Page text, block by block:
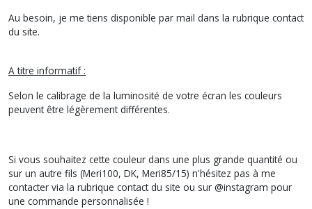
Au besoin, je me tiens disponible par mail dans la rubrique contact
du site.
A titre informatif :
Selon le calibrage de la luminosité de votre écran les couleurs
peuvent être légèrement différentes.
Si vous souhaitez cette couleur dans une plus grande quantité ou
sur un autre fils (Meri100, DK, Meri85/15) n'hésitez pas à me
contacter via la rubrique contact du site ou sur @instagram pour
une commande personnalisée !